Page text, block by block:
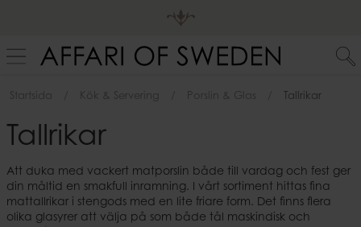
Startsida Kök & Servering Porslin & Glas Tallrikar
Tallrikar
Att duka med vackert matporslin både till vardag och fest ger
din måltid en smakfull inramning. I vårt sortiment hittas fina
mattallrikar i stengods med en lite friare form. Det finns flera
olika glasyrer att välja på som både tål maskindisk och